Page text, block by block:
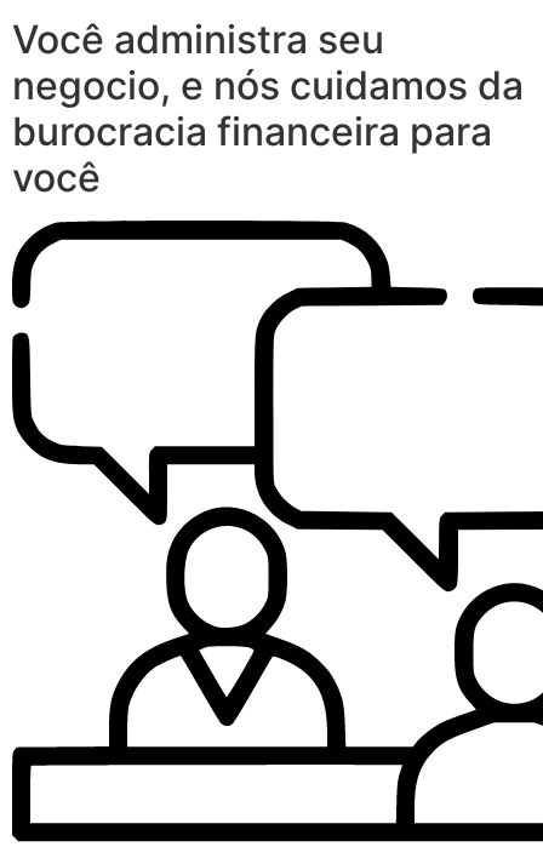
Você administra seu
negocio, e nós cuidamos da
burocracia financeira para
você